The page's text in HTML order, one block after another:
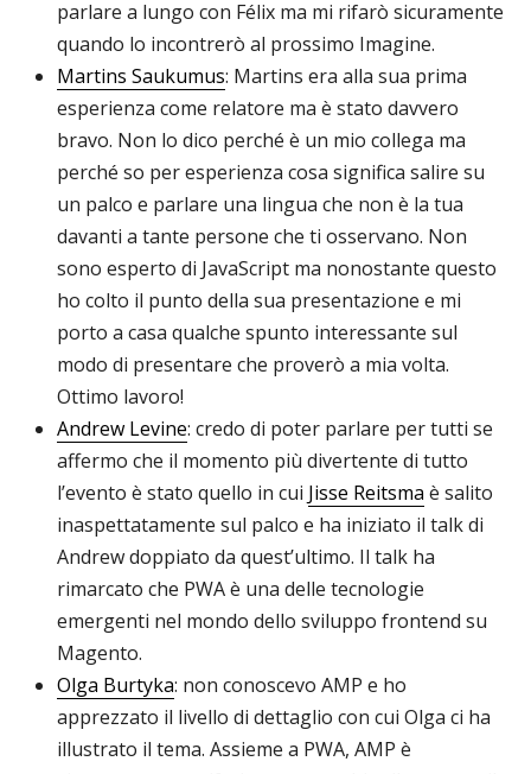
parlare a lungo con Félix ma mi rifarò sicuramente
quando lo incontrerò al prossimo Imagine.
Martins Saukumus: Martins era alla sua prima
esperienza come relatore ma è stato davvero
bravo. Non lo dico perché è un mio collega ma
perché so per esperienza cosa significa salire su
un palco e parlare una lingua che non è la tua
davanti a tante persone che ti osservano. Non
sono esperto di JavaScript ma nonostante questo
ho colto il punto della sua presentazione e mi
porto a casa qualche spunto interessante sul
modo di presentare che proverò a mia volta.
Ottimo lavoro!
Andrew Levine: credo di poter parlare per tutti se
affermo che il momento più divertente di tutto
l’evento è stato quello in cui Jisse Reitsma è salito
inaspettatamente sul palco e ha iniziato il talk di
Andrew doppiato da quest’ultimo. Il talk ha
rimarcato che PWA è una delle tecnologie
emergenti nel mondo dello sviluppo frontend su
Magento.
Olga Burtyka: non conoscevo AMP e ho
apprezzato il livello di dettaglio con cui Olga ci ha
illustrato il tema. Assieme a PWA, AMP è